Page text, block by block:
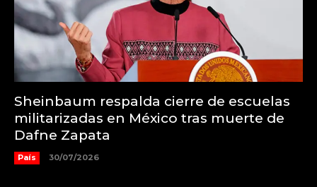
Sheinbaum respalda cierre de escuelas
militarizadas en México tras muerte de
Dafne Zapata
País 30/07/2026